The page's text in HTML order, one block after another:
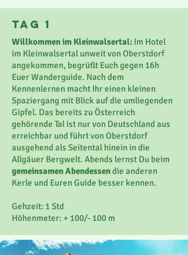
Tag 1
Willkommen im Kleinwalsertal: Im Hotel
im Kleinwalsertal unweit von Oberstdorf
angekommen, begrüßt Euch gegen 16h
Euer Wanderguide. Nach dem
Kennenlernen macht Ihr einen kleinen
Spaziergang mit Blick auf die umliegenden
Gipfel. Das bereits zu Österreich
gehörende Tal ist nur von Deutschland aus
erreichbar und führt von Oberstdorf
ausgehend als Seitental hinein in die
Allgäuer Bergwelt. Abends lernst Du beim
gemeinsamen Abendessendie anderen
Kerle und Euren Guide besser kennen.
Gehzeit: 1 Std
Höhenmeter: + 100/- 100 m